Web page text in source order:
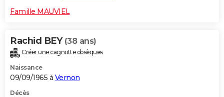
Famille MAUVIEL
Rachid BEY (38 ans)
Créer une cagnotte obsèques
Naissance
09/09/1965 à Vernon
Décès